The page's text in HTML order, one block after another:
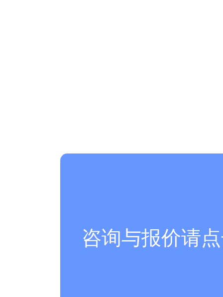
咨询与报价请